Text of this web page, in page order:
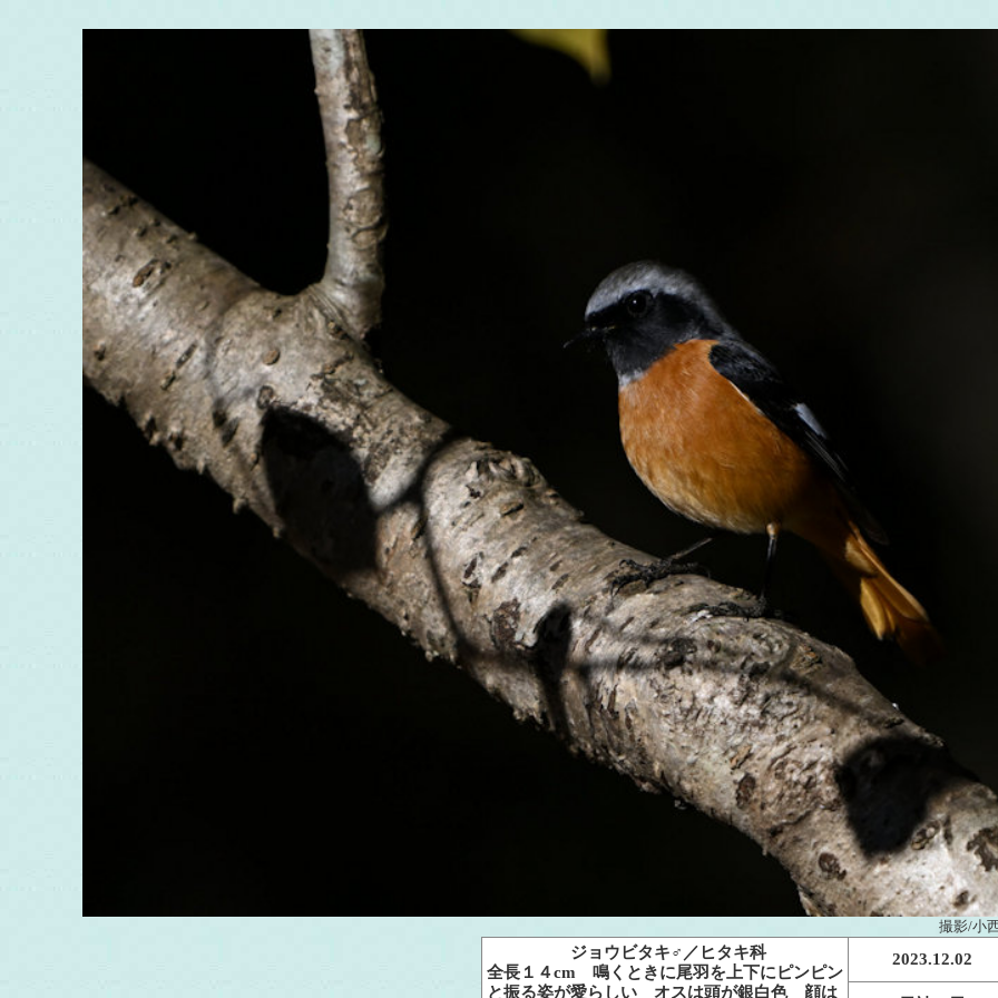
撮影/小
ジョウビタキ♂／ヒタキ科
全長１４cm 鳴くときに尾羽を上下にピンピン
と振る姿が愛らしい オスは頭が銀白色 顔は
2023.12.02